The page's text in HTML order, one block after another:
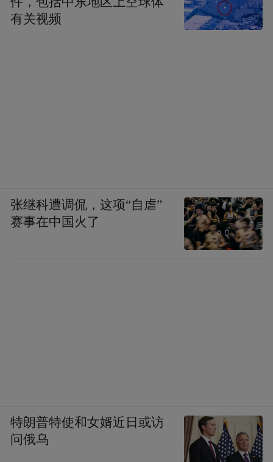
有关视频
张继科遭调侃，这项“自虐”
赛事在中国火了
特朗普特使和女婿近日或访
问俄乌